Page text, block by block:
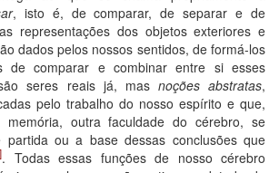
, isto é, de comparar, de separar e de
representações dos objetos exteriores e
dados pelos nossos sentidos, de formá-los
de comparar e combinar entre si esses
seres reais já, mas noções abstratas,
pelo trabalho do nosso espírito e que,
memória, outra faculdade do cérebro, se
ou a base dessas conclusões que
. Todas essas funções de nosso cérebro